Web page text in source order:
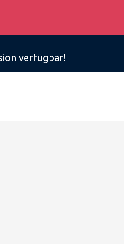
verfügbar!